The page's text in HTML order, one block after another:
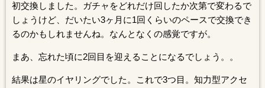
初交換しました。ガチャをどれだけ回したか次第で変わるで
しょうけど、だいたい3ヶ月に1回くらいのペースで交換でき
るのかもしれませんね。なんとなくの感覚ですが。
まあ、忘れた頃に2回目を迎えることになるでしょう。。
結果は星のイヤリングでした。これで3つ目。知力型アクセ